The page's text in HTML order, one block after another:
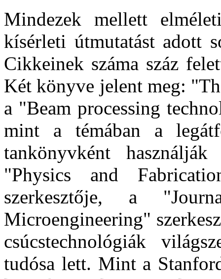
Mindezek mellett
kísérleti útmutatást adott
Cikkeinek száma száz
Két könyve jelent meg:
a "Beam processing
mint a témában a
tankönyvként
"Physics and
szerkesztője, a
Microengineering"
csúcstechnológiák
tudósa lett. Mint a